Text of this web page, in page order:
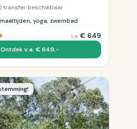
transfer beschikbaar
yoga, zwembad
v.a.€ 649
Ontdek v.a. € 649,-